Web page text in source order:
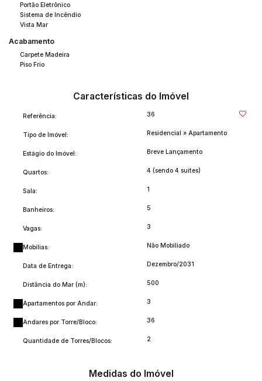
Portão Eletrônico
Sistema de Incêndio
Vista Mar
Acabamento
Carpete Madeira
Piso Frio
Características do Imóvel
Referência: 36
Tipo de Imóvel: Residencial » Apartamento
Estágio do Imóvel: Breve Lançamento
Quartos: 4 (sendo 4 suítes)
Sala: 1
Banheiros: 5
Vagas: 3
Mobílias: Não Mobiliado
Data de Entrega: Dezembro/2031
Distância do Mar (m): 500
Apartamentos por Andar: 3
Andares por Torre/Bloco: 36
Quantidade de Torres/Blocos: 2
Medidas do Imóvel